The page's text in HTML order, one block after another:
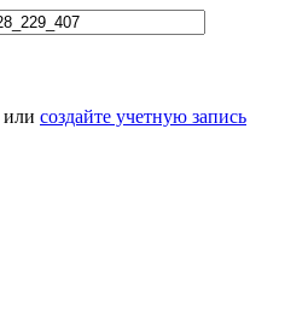
или создайте учетную запись